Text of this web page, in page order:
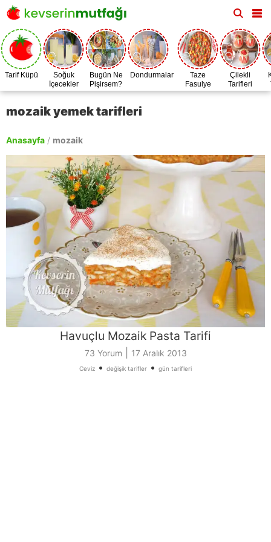
Tarif Küpü
Soğuk
İçecekler
Bugün Ne
Pişirsem?
Dondurmalar
Taze
Fasulye
Zamanı
Çilekli
Tarifleri
mozaik yemek tarifleri
Anasayfa / mozaik
Havuçlu Mozaik Pasta Tarifi
73 Yorum 17 Aralık 2013
Ceviz • değişik tarifler • gün tarifleri